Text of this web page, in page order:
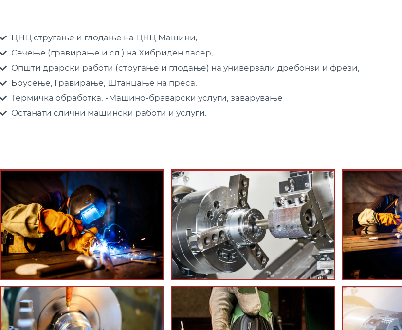
ЦНЦ стругање и глодање на ЦНЦ Машини,
Сечење (гравирање и сл.) на Хибриден ласер,
Општи драрски работи (стругање и глодање) на универзали дребонзи и фрези,
Брусење, Гравирање, Штанцање на преса,
Термичка обработка, -Машино-браварски услуги, заварување
Останати слични машински работи и услуги.